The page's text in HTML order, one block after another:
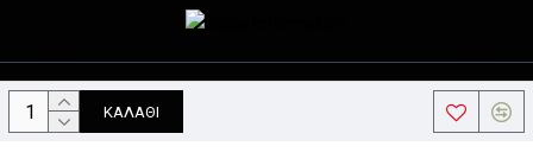
ΚΑΛΆΘΙ